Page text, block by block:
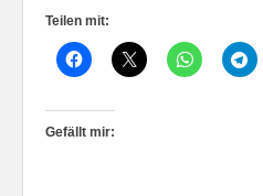
Teilen mit:
Gefällt mir: